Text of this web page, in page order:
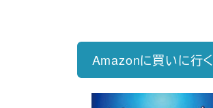
Amazonに買いに行く